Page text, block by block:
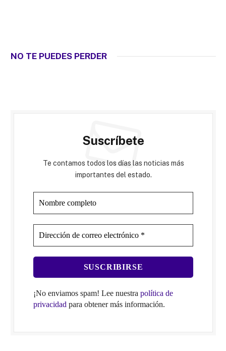
NO TE PUEDES PERDER
Suscríbete
Te contamos todos los días las noticias más
importantes del estado.
¡No enviamos spam! Lee nuestra política de
privacidad para obtener más información.